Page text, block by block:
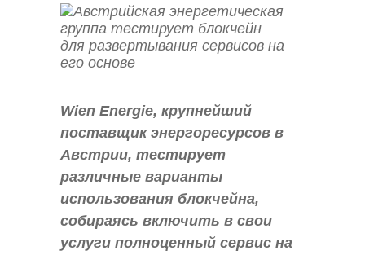
Wien Energie, крупнейший
поставщик энергоресурсов в
Австрии, тестирует
различные варианты
использования блокчейна,
собираясь включить в свои
услуги полноценный сервис на